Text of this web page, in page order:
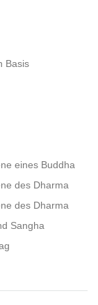
Basis
eines Buddha
des Dharma
des Dharma
Sangha